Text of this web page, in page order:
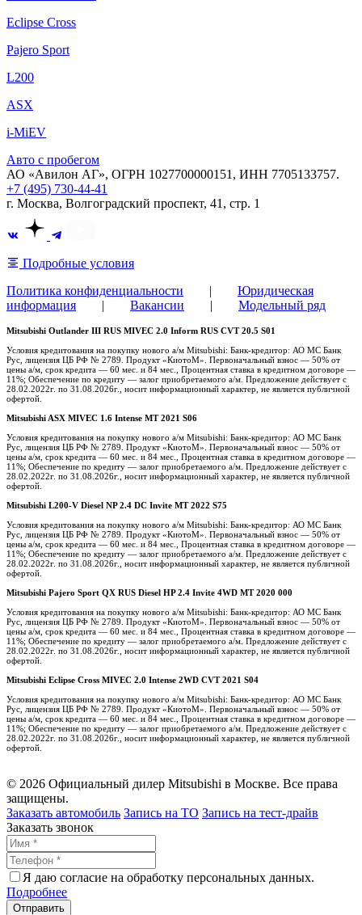
Eclipse Cross
Pajero Sport
L200
ASX
i-MiEV
Авто с пробегом
АО «Авилон АГ», ОГРН 1027700000151, ИНН 7705133757.
+7 (495) 730-44-41
г. Москва, Волгоградский проспект, 41, стр. 1
Подробные условия
Политика конфиденциальности | Юридическая
информация | Вакансии | Модельный ряд
Mitsubishi Outlander III RUS MIVEC 2.0 Inform RUS CVT 20.5 S01
Условия кредитования на покупку нового а/м Mitsubishi: Банк-кредитор: АО МС Банк
Рус, лицензия ЦБ РФ № 2789. Продукт «КиотоМ». Первоначальный взнос — 50% от
цены а/м, срок кредита — 60 мес. и 84 мес., Процентная ставка в кредитном договоре —
11%; Обеспечение по кредиту — залог приобретаемого а/м. Предложение действует с
28.02.2022г. по 31.08.2026г., носит информационный характер, не является публичной
офертой.
Mitsubishi ASX MIVEC 1.6 Intense MT 2021 S06
Условия кредитования на покупку нового а/м Mitsubishi: Банк-кредитор: АО МС Банк
Рус, лицензия ЦБ РФ № 2789. Продукт «КиотоМ». Первоначальный взнос — 50% от
цены а/м, срок кредита — 60 мес. и 84 мес., Процентная ставка в кредитном договоре —
11%; Обеспечение по кредиту — залог приобретаемого а/м. Предложение действует с
28.02.2022г. по 31.08.2026г., носит информационный характер, не является публичной
офертой.
Mitsubishi L200-V Diesel NP 2.4 DC Invite MT 2022 S75
Условия кредитования на покупку нового а/м Mitsubishi: Банк-кредитор: АО МС Банк
Рус, лицензия ЦБ РФ № 2789. Продукт «КиотоМ». Первоначальный взнос — 50% от
цены а/м, срок кредита — 60 мес. и 84 мес., Процентная ставка в кредитном договоре —
11%; Обеспечение по кредиту — залог приобретаемого а/м. Предложение действует с
28.02.2022г. по 31.08.2026г., носит информационный характер, не является публичной
офертой.
Mitsubishi Pajero Sport QX RUS Diesel HP 2.4 Invite 4WD MT 2020 000
Условия кредитования на покупку нового а/м Mitsubishi: Банк-кредитор: АО МС Банк
Рус, лицензия ЦБ РФ № 2789. Продукт «КиотоМ». Первоначальный взнос — 50% от
цены а/м, срок кредита — 60 мес. и 84 мес., Процентная ставка в кредитном договоре —
11%; Обеспечение по кредиту — залог приобретаемого а/м. Предложение действует с
28.02.2022г. по 31.08.2026г., носит информационный характер, не является публичной
офертой.
Mitsubishi Eclipse Cross MIVEC 2.0 Intense 2WD CVT 2021 S04
Условия кредитования на покупку нового а/м Mitsubishi: Банк-кредитор: АО МС Банк
Рус, лицензия ЦБ РФ № 2789. Продукт «КиотоМ». Первоначальный взнос — 50% от
цены а/м, срок кредита — 60 мес. и 84 мес., Процентная ставка в кредитном договоре —
11%; Обеспечение по кредиту — залог приобретаемого а/м. Предложение действует с
28.02.2022г. по 31.08.2026г., носит информационный характер, не является публичной
офертой.
© 2026 Официальный дилер Mitsubishi в Москве. Все права
защищены.
Заказать автомобиль Запись на ТО Запись на тест-драйв
Заказать звонок
Я даю согласие на обработку персональных данных.
Подробнее